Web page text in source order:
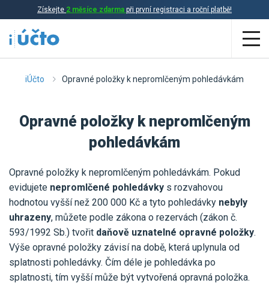
Získejte 2 měsíce zdarma při první registraci a roční platbě!
Aplikace
Daňová evidence
Přehled funkcí
Online účetnictví
Online daňová evidence
Online fakturace
Propojení s bankou
Ceník
Účetní služby
Pro uživatele iÚčto
iÚčto Opravné položky k nepromlčeným pohledávkám
Opravné položky k nepromlčeným
pohledávkám
Opravné položky k nepromlčeným pohledávkám. Pokud
evidujete nepromlčené pohledávky s rozvahovou
hodnotou vyšší než 200 000 Kč a tyto pohledávky nebyly
uhrazeny, můžete podle zákona o rezervách (zákon č.
593/1992 Sb.) tvořit daňově uznatelné opravné položky.
Výše opravné položky závisí na době, která uplynula od
splatnosti pohledávky. Čím déle je pohledávka po
splatnosti, tím vyšší může být vytvořená opravná položka.